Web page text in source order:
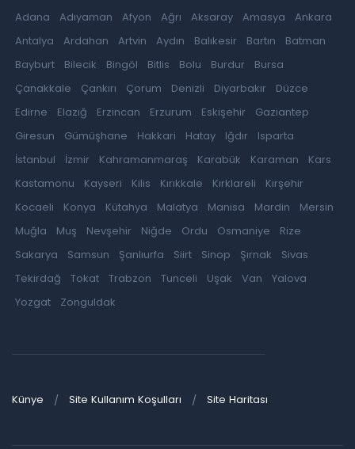
Adana Adıyaman Afyon Ağrı Aksaray Amasya
Ankara
Antalya
Ardahan Artvin Aydın Balıkesir Bartın
Batman
Bayburt
Bilecik Bingöl Bitlis Bolu Burdur
Bursa
Çanakkale
Çankırı Çorum Denizli Diyarbakır
Düzce
Edirne
Elazığ Erzincan Erzurum Eskişehir
Gaziantep
Giresun
Gümüşhane Hakkari Hatay Iğdır
Isparta
İstanbul
İzmir Kahramanmaraş Karabük Karaman
Kars
Kastamonu
Kayseri Kilis Kırıkkale Kırklareli
Kırşehir
Kocaeli
Konya Kütahya Malatya Manisa Mardin
Mersin
Muğla
Muş Nevşehir Niğde Ordu Osmaniye
Rize
Sakarya
Samsun Şanlıurfa Siirt Sinop Şırnak
Sivas
Tekirdağ
Tokat Trabzon Tunceli Uşak Van
Yalova
Yozgat
Zonguldak
Künye Site Kullanım Koşulları Site Haritası